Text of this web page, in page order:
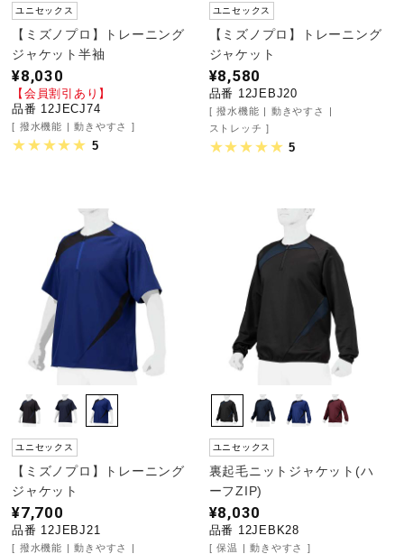
ユニセックス
【ミズノプロ】トレーニング
ジャケット半袖
¥8,030
【会員割引あり】
品番 12JECJ74
撥水機能 動きやすさ
5
ユニセックス
【ミズノプロ】トレーニング
ジャケット
¥8,580
品番 12JEBJ20
撥水機能
動きやすさ
ストレッチ
5
ユニセックス
【ミズノプロ】トレーニング
ジャケット
¥7,700
品番 12JEBJ21
撥水機能 動きやすさ
ユニセックス
裏起毛ニットジャケット(ハ
ーフZIP)
¥8,030
品番 12JEBK28
保温 動きやすさ